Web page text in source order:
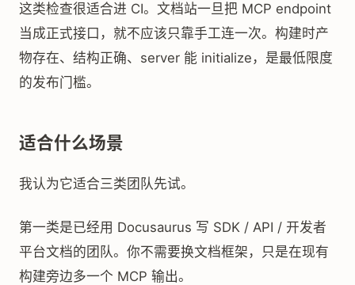
这类检查很适合进 CI。文档站一旦把 MCP endpoint
当成正式接口，就不应该只靠手工连一次。构建时产
物存在、结构正确、server 能 initialize，是最低限度
的发布门槛。
适合什么场景
我认为它适合三类团队先试。
第一类是已经用 Docusaurus 写 SDK / API / 开发者
平台文档的团队。你不需要换文档框架，只是在现有
构建旁边多一个 MCP 输出。